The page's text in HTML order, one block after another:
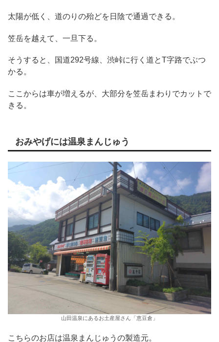
太陽が低く、道のりの殆どを日陰で通過できる。
笠岳を越えて、一旦下る。
そうすると、国道292号線、渋峠に行く道とT字路でぶつ
かる。
ここからは車が増えるが、大部分を笠岳まわりでカットで
きる。
おみやげには温泉まんじゅう
山田温泉にあるお土産屋さん「恵豆倉」
こちらのお店は温泉まんじゅうの製造元。